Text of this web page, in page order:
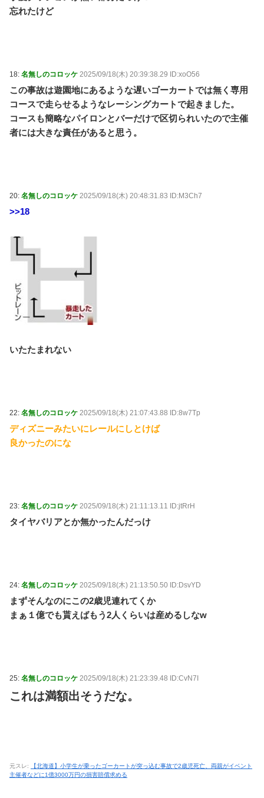
忘れたけど
18: 名無しのコロッケ 2025/09/18(木) 20:39:38.29 ID:xoO56
この事故は遊園地にあるような遅いゴーカートでは無く専用
コースで走らせるようなレーシングカートで起きました。
コースも簡略なパイロンとバーだけで区切られいたので主催
者には大きな責任があると思う。
20: 名無しのコロッケ 2025/09/18(木) 20:48:31.83 ID:M3Ch7
>>18
いたたまれない
22: 名無しのコロッケ 2025/09/18(木) 21:07:43.88 ID:8w7Tp
ディズニーみたいにレールにしとけば
良かったのにな
23: 名無しのコロッケ 2025/09/18(木) 21:11:13.11 ID:jtRrH
タイヤバリアとか無かったんだっけ
24: 名無しのコロッケ 2025/09/18(木) 21:13:50.50 ID:DsvYD
まずそんなのにこの2歳児連れてくか
まぁ１億でも貰えばもう2人くらいは産めるしなw
25: 名無しのコロッケ 2025/09/18(木) 21:23:39.48 ID:CvN7I
これは満額出そうだな。
元スレ:
【北海道】小学生が乗ったゴーカートが突っ込む事故で2歳児死亡、両親がイベント
主催者などに1億3000万円の損害賠償求める